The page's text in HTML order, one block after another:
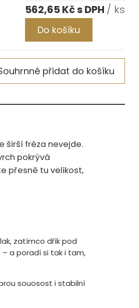
562,65 Kč / ks
Do košíku
přidat do košíku
širší fréza nevejde.‍​‍‌​‌​​​‌​​​​​‌‌‌​​‌‌‌‌​‌​‌‌​​‌‌‌​
pokrývá
přesně tu velikost,
zatímco dřík pod
a poradí si tak i tam,
souosost i stabilní